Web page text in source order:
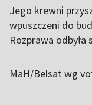
Jego krewni
wpuszczeni do
Rozprawa
MaH/Belsat wg